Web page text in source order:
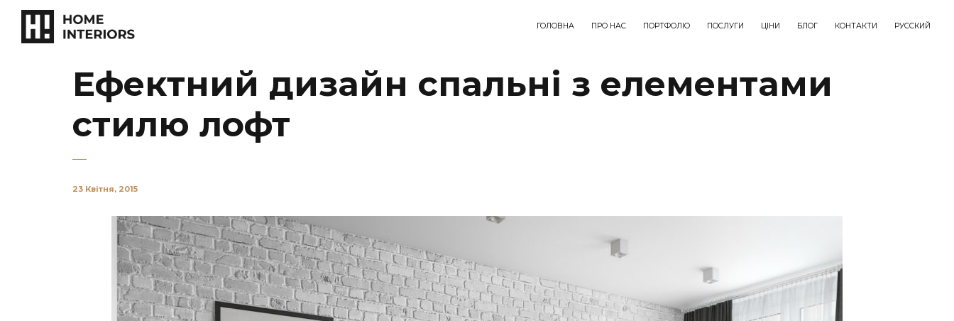
ГОЛОВНА ПРО НАС ПОРТФОЛІО ПОСЛУГИ ЦІНИ БЛОГ КОНТАКТИ РУССКИЙ
Ефектний дизайн спальні з елементами
стилю лофт
23 Квітня, 2015